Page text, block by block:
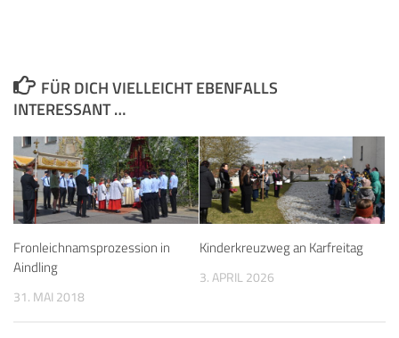
FÜR DICH VIELLEICHT EBENFALLS
INTERESSANT …
Fronleichnamsprozession in
Aindling
31. MAI 2018
Kinderkreuzweg an Karfreitag
3. APRIL 2026